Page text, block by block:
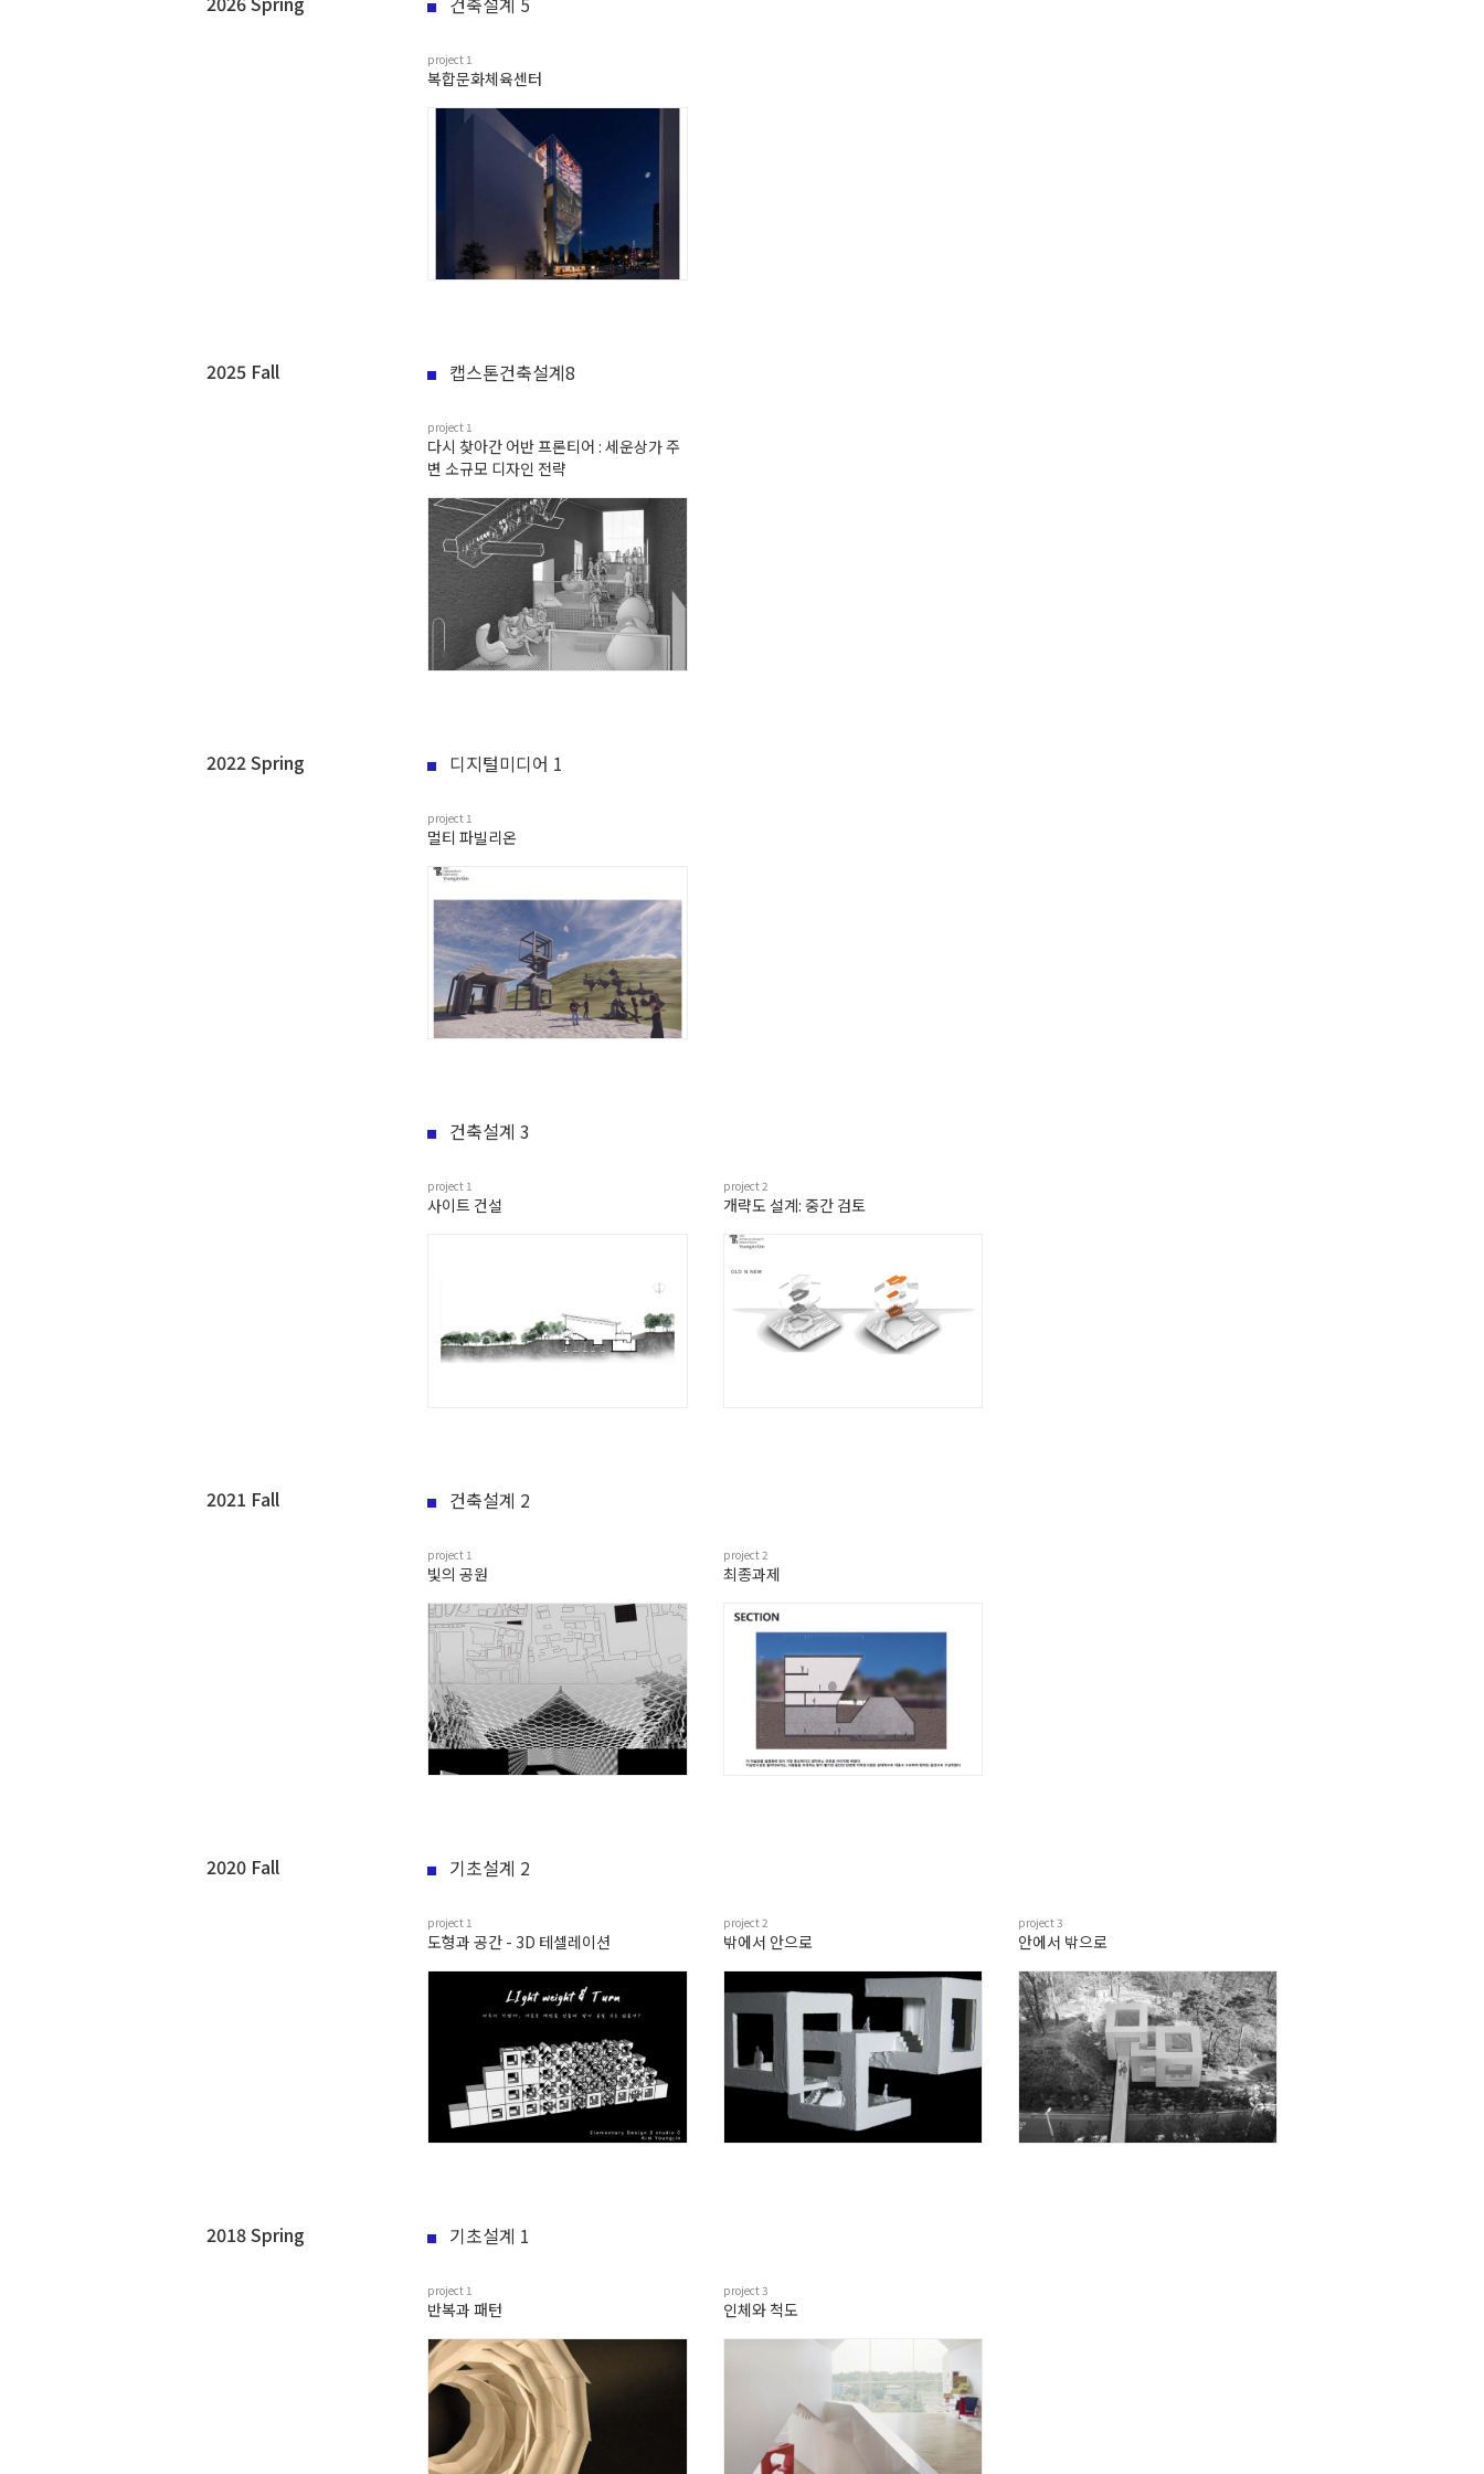
project 1
복합문화체육센터
2025 Fall 캡스톤건축설계8
project 1
다시 찾아간 어반 프론티어 : 세운상가 주
변 소규모 디자인 전략
2022 Spring 디지털미디어 1
project 1
멀티 파빌리온
건축설계 3
project 1
사이트 건설
project2
개략도 설계: 중간 검토
2021 Fall 건축설계 2
project 1
빛의 공원
project2
최종과제
2020 Fall 기초설계 2
project 1
도형과 공간 - 3D 테셀레이션
project2
밖에서 안으로
project 3
안에서 밖으로
2018 Spring 기초설계 1
project 1
반복과 패턴
project3
인체와 척도